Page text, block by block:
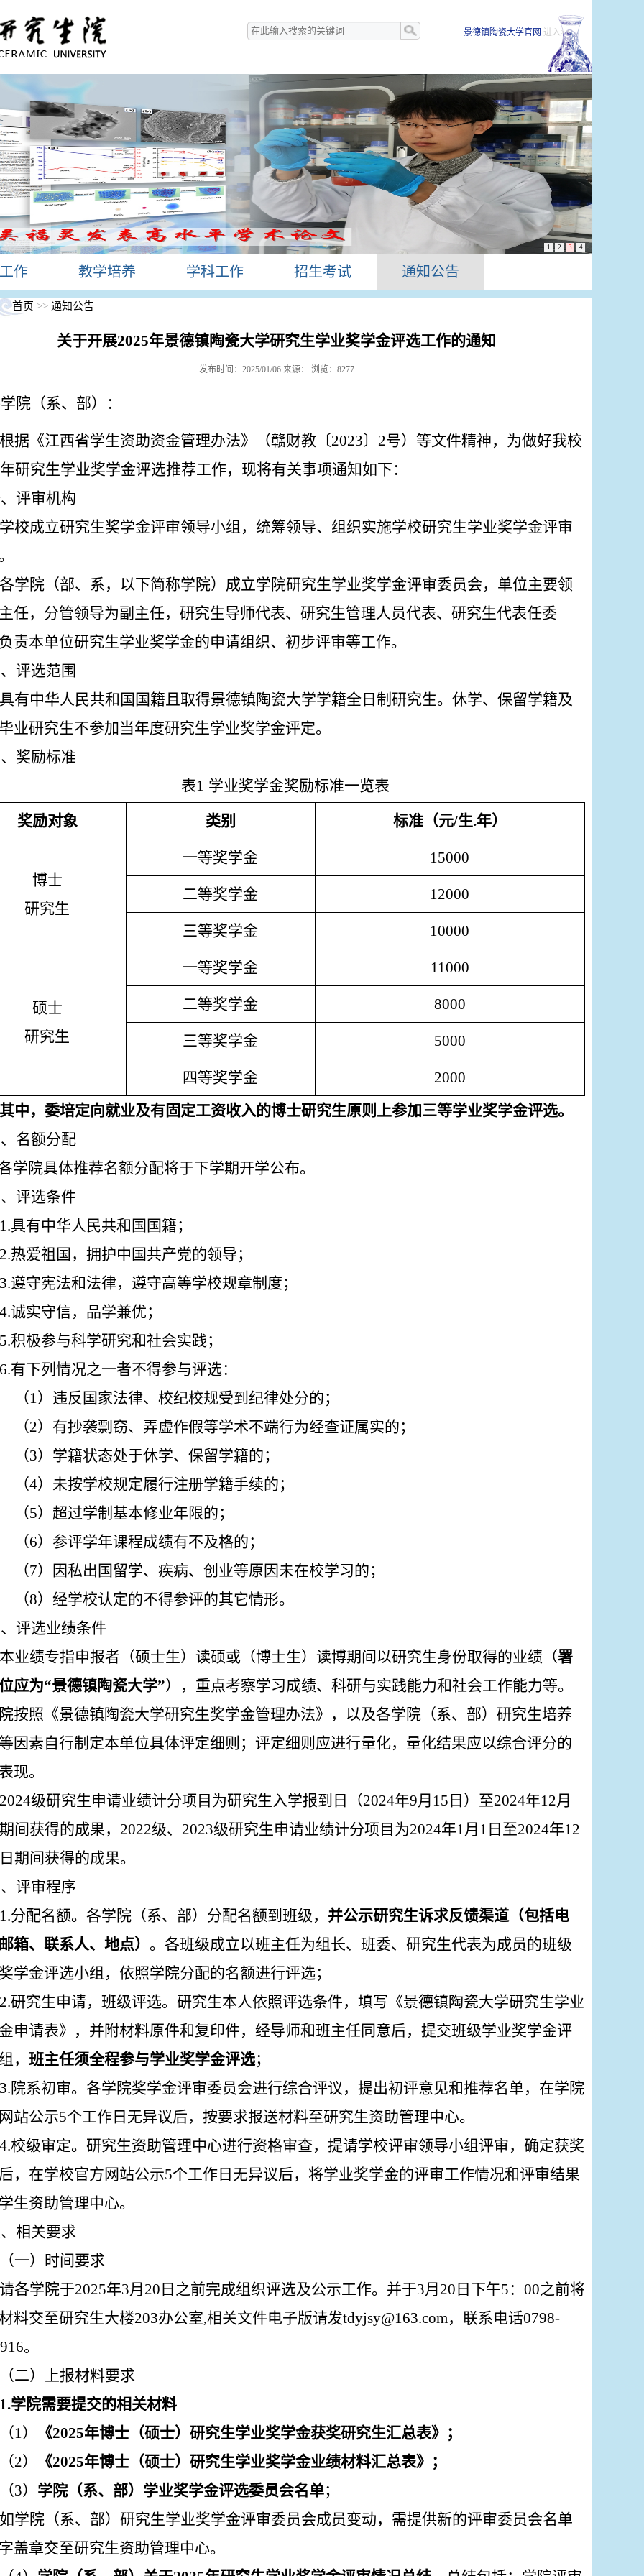
景德镇陶瓷大学官网 进入>>
1 2 3 4
作 教学培养 学科工作 招生考试 通知公告
首页 >> 通知公告
关于开展2025年景德镇陶瓷大学研究生学业奖学金评选工作的通知
发布时间：2025/01/06 来源： 浏览： 8277
院（系、部） ：
据《江西省学生资助资金管理办法》（赣财教〔2023〕 2号）等文件精神，为做好我校
年研究生学业奖学金评选推荐工作，现将有关事项通知如下：
评审机构
校成立研究生奖学金评审领导小组，统筹领导、组织实施学校研究生学业奖学金评审
学院（部、系， 以下简称学院）成立学院研究生学业奖学金评审委员会，单位主要领
任，分管领导为副主任，研究生导师代表、研究生管理人员代表、研究生代表任委
责本单位研究生学业奖学金的申请组织、初步评审等工作。
评选范围
有中华人民共和国国籍且取得景德镇陶瓷大学学籍全日制研究生。休学、保留学籍及
业研究生不参加当年度研究生学业奖学金评定。
奖励标准
表1 学业奖学金奖励标准一览表
奖励对象 类别 标准（元/生.年）
博士
研究生
一等奖学金 15000
二等奖学金 12000
三等奖学金 10000
硕士
研究生
一等奖学金 11000
二等奖学金 8000
三等奖学金 5000
四等奖学金
2000
中，委培定向就业及有固定工资收入的博士研究生原则上参加三等学业奖学金评选。
名额分配
学院具体推荐名额分配将于下学期开学公布。
、评选条件
.具有中华人民共和国国籍；
.热爱祖国，拥护中国共产党的领导；
.遵守宪法和法律，遵守高等学校规章制度；
.诚实守信，品学兼优；
积极参与科学研究和社会实践；
有下列情况之一者不得参与评选：
（1）违反国家法律、校纪校规受到纪律处分的；
（2）有抄袭剽窃、弄虚作假等学术不端行为经查证属实的；
（3）学籍状态处于休学、保留学籍的；
（4）未按学校规定履行注册学籍手续的；
（5）超过学制基本修业年限的；
（6）参评学年课程成绩有不及格的；
（7）因私出国留学、疾病、创业等原因未在校学习的；
（8）经学校认定的不得参评的其它情形。
、评选业绩条件
业绩专指申报者（硕士生）读硕或（博士生）读博期间以研究生身份取得的业绩（署
应为“景德镇陶瓷大学”），重点考察学习成绩、科研与实践能力和社会工作能力等。
按照《景德镇陶瓷大学研究生奖学金管理办法》，以及各学院（系、部）研究生培养
因素自行制定本单位具体评定细则；评定细则应进行量化，量化结果应以综合评分的
现。
4级研究生申请业绩计分项目为研究生入学报到日（2024年9月 15 日）至2024年12月
间获得的成果， 2022级、 2023级研究生申请业绩计分项目为2024年1月 1 日 至2024年12
期间获得的成果。
、评审程序
分配名额。各学院（系、部）分配名额到班级， 并公示研究生诉求反馈渠道（包括电
箱、联系人、地点） 。各班级成立以班主任为组长、班委、研究生代表为成员的班级
学金评选小组，依照学院分配的名额进行评选；
研究生申请，班级评选。研究生本人依照评选条件，填写《景德镇陶瓷大学研究生学业
申请表》，并附材料原件和复印件，经导师和班主任同意后，提交班级学业奖学金评
， 班主任须全程参与学业奖学金评选；
院系初审。各学院奖学金评审委员会进行综合评议，提出初评意见和推荐名单，在学院
站公示5个工作日无异议后，按要求报送材料至研究生资助管理中心。
校级审定。研究生资助管理中心进行资格审查，提请学校评审领导小组评审，确定获奖
，在学校官方网站公示5个工作日无异议后，将学业奖学金的评审工作情况和评审结果
生资助管理中心。
、相关要求
一）时间要求
各学院于2025年3月 20 日之前完成组织评选及公示工作。并于3月 20 日下午5： 00之前将
料交至研究生大楼203办公室,相关文件电子版请发tdyjsy@163.com，联系电话0798-
。
二）上报材料要求
学院需要提交的相关材料
1） 《2025年博士（硕士）研究生学业奖学金获奖研究生汇总表》；
2） 《2025年博士（硕士）研究生学业奖学金业绩材料汇总表》；
3） 学院（系、部）学业奖学金评选委员会名单；
学院（系、部）研究生学业奖学金评审委员会成员变动，需提供新的评审委员会名单
盖章交至研究生资助管理中心。